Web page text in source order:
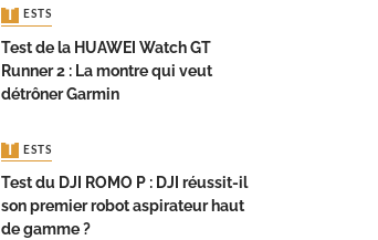
TESTS
Test de la HUAWEI Watch GT
Runner 2 : La montre qui veut
détrôner Garmin
TESTS
Test du DJI ROMO P : DJI réussit-il
son premier robot aspirateur haut
de gamme ?